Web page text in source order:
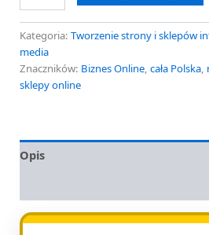
Kategoria: Tworzenie strony i sklepów
media
Znaczników: Biznes Online, cała Polska,
sklepy online
Opis